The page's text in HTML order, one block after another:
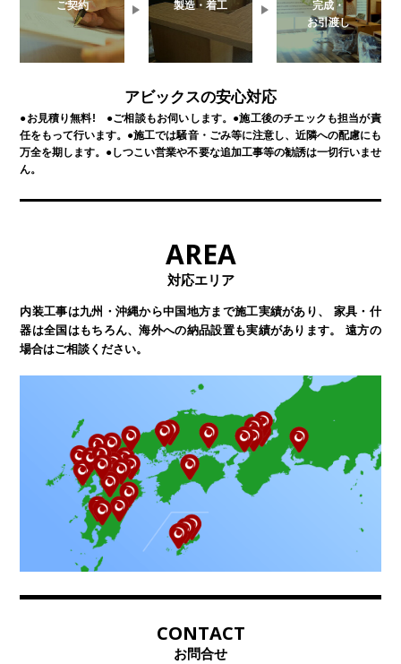
ご契約 製造・着工
完成・
お引渡し
アビックスの安心対応
●お見積り無料! ●ご相談もお伺いします。 ●施工後のチエックも担当が責
任をもって行います。 ●施工では騒音・ごみ等に注意し、近隣への配慮にも
万全を期します。 ●しつこい営業や不要な追加工事等の勧誘は一切行いませ
ん。
AREA
対応エリア
内装工事は九州・沖縄から中国地方まで施工実績があり、
家具・什
器は全国はもちろん、海外への納品設置も実績があります。
遠方の
場合はご相談ください。
CONTACT
お問合せ